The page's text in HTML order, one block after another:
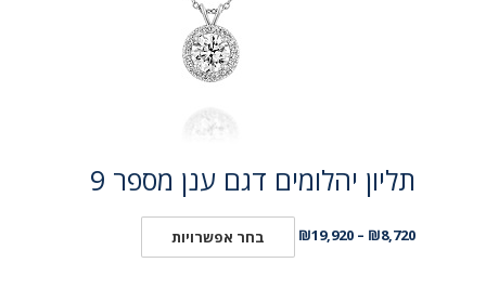
תליון יהלומים דגם ענן מספר 9
₪8,720
–
₪19,920 בחר אפשרויות